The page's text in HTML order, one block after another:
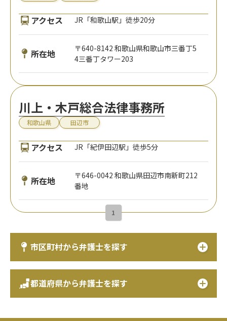
アクセス JR「和歌山駅」徒歩20分
所在地
〒640-8142 和歌山県和歌山市三番丁5
4三番丁タワー203
川上・木戸総合法律事務所
和歌山県 田辺市
アクセス JR「紀伊田辺駅」徒歩5分
所在地
〒646-0042 和歌山県田辺市南新町212
番地
1
市区町村から弁護士を探す
都道府県から弁護士を探す